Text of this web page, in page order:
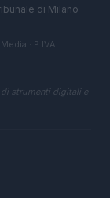
di Milano
· P.IVA
strumenti digitali e